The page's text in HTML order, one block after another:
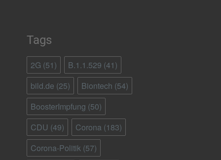
Tags
2G (51) B.1.1.529 (41)
bild.de (25) Biontech (54)
BoosterImpfung (50)
CDU (49) Corona (183)
Corona-Politik (57)